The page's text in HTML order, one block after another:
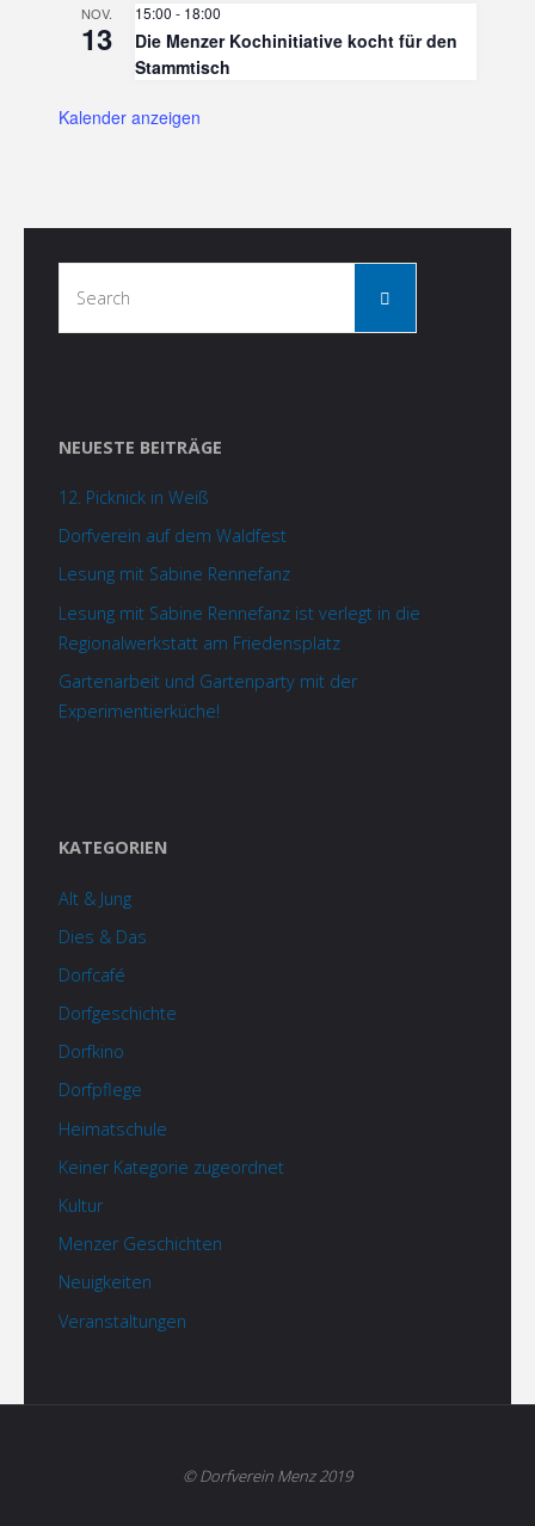
NOV.
13
15:00 - 18:00
Die Menzer Kochinitiative kocht für den
Stammtisch
Kalender anzeigen
Search
NEUESTE BEITRÄGE
12. Picknick in Weiß
Dorfverein auf dem Waldfest
Lesung mit Sabine Rennefanz
Lesung mit Sabine Rennefanz ist verlegt in die
Regionalwerkstatt am Friedensplatz
Gartenarbeit und Gartenparty mit der
Experimentierküche!
KATEGORIEN
Alt & Jung
Dies & Das
Dorfcafé
Dorfgeschichte
Dorfkino
Dorfpflege
Heimatschule
Keiner Kategorie zugeordnet
Kultur
Menzer Geschichten
Neuigkeiten
Veranstaltungen
© Dorfverein Menz 2019